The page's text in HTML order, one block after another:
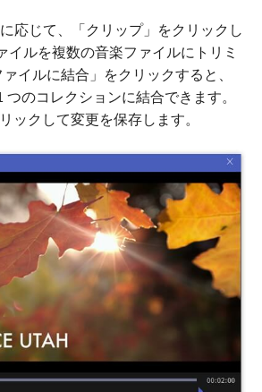
応じて、「クリップ」をクリックし
イルを複数の音楽ファイルにトリミ
イルに結合」をクリックすると、
のコレクションに結合できます。
ックして変更を保存します。